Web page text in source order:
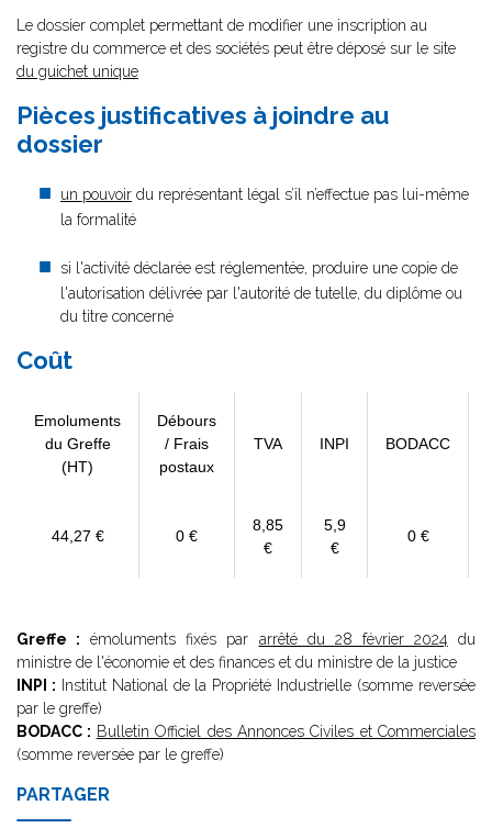
Le dossier complet permettant de modifier une inscription au
registre du commerce et des sociétés peut être déposé sur le site
du guichet unique
Pièces justificatives à joindre au
dossier
un pouvoir du représentant légal s’il n’effectue pas lui-même
la formalité
si l'activité déclarée est réglementée, produire une copie de
l'autorisation délivrée par l'autorité de tutelle, du diplôme ou
du titre concerné
Coût
Emoluments
du Greffe
(HT)
Débours
/ Frais
postaux
TVA INPI BODACC
44,27 € 0 €
8,85
€
5,9
€
0 €
Greffe : émoluments fixés par arrêté du 28 février 2024 du
ministre de l'économie et des finances et du ministre de la justice
INPI : Institut National de la Propriété Industrielle (somme reversée
par le greffe)
BODACC : Bulletin Officiel des Annonces Civiles et Commerciales
(somme reversée par le greffe)
PARTAGER